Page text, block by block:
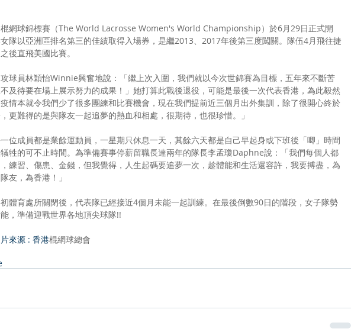
網球錦標賽（The World Lacrosse Women's World Championship）於6月29日正式開
隊以亞洲區排名第三的佳績取得入場券，是繼2013、2017年後第三度闖關。隊伍4月飛往捷
後直飛美國比賽。
球員林穎怡Winnie興奮地說：「繼上次入圍，我們就以今次世錦賽為目標，五年來不斷苦
及待要在場上展示努力的成果！」她打算此戰後退役，可能是最後一次代表香港，為此毅然
情本就令我們少了很多團練和比賽機會，現在我們提前近三個月出外集訓，除了很開心終於
更難得的是與隊友一起追夢的熱血和相處，很期待，也很珍惜。」
位成員都是業餘運動員，一星期只休息一天，其餘六天都是自己早起身或下班後「唧」時間
牲的可不止時間。為準備賽事停薪留職長達兩年的隊長李孟瓊Daphne說：「我們每個人都
練習、傷患、金錢，但我覺得，人生起碼要追夢一次，趁體能和生活還容許，我要搏盡，為
友，為香港！」
體育處所關閉後，代表隊已經接近4個月未能一起訓練。在最後倒數90日的階段，女子隊勢
，準備迎戰世界各地頂尖球隊!!
來源 : 香港棍網球總會